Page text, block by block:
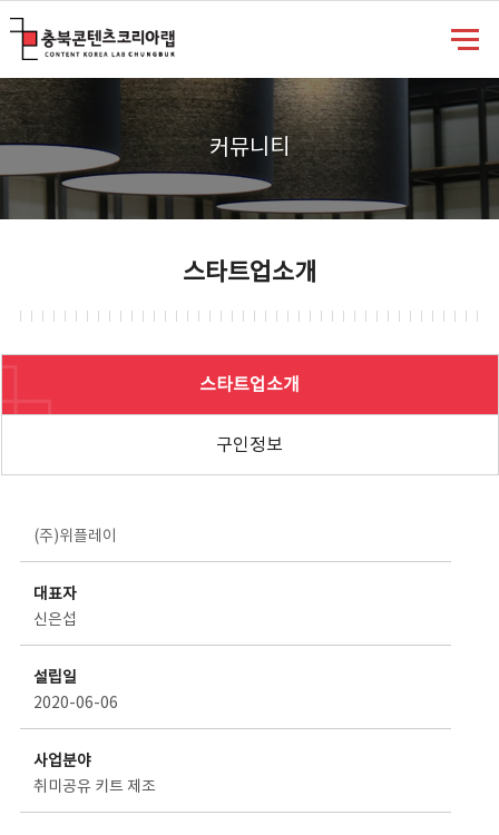
커뮤니티
스타트업소개
스타트업소개
구인정보
(주)위플레이
대표자
신은섭
설립일
2020-06-06
사업분야
취미공유 키트 제조